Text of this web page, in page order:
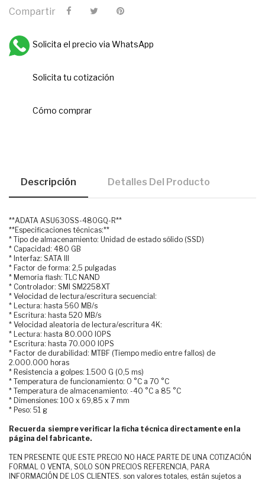
Compartir
Solicita el precio via WhatsApp
Solicita tu cotización
Cómo comprar
Descripción Detalles Del Producto
**ADATA ASU630SS-480GQ-R**
**Especificaciones técnicas:**
* Tipo de almacenamiento: Unidad de estado sólido (SSD)
* Capacidad: 480 GB
* Interfaz: SATA III
* Factor de forma: 2,5 pulgadas
* Memoria flash: TLC NAND
* Controlador: SMI SM2258XT
* Velocidad de lectura/escritura secuencial:
* Lectura: hasta 560 MB/s
* Escritura: hasta 520 MB/s
* Velocidad aleatoria de lectura/escritura 4K:
* Lectura: hasta 80.000 IOPS
* Escritura: hasta 70.000 IOPS
* Factor de durabilidad: MTBF (Tiempo medio entre fallos) de
2.000.000 horas
* Resistencia a golpes: 1.500 G (0,5 ms)
* Temperatura de funcionamiento: 0 °C a 70 °C
* Temperatura de almacenamiento: -40 °C a 85 °C
* Dimensiones: 100 x 69,85 x 7 mm
* Peso: 51 g
Recuerda siempre verificar la ficha técnica directamente en la
página del fabricante.
TEN PRESENTE QUE ESTE PRECIO NO HACE PARTE DE UNA COTIZACIÓN
FORMAL O VENTA, SOLO SON PRECIOS REFERENCIA, PARA
INFORMACIÓN DE LOS CLIENTES. son valores totales, están sujetos a